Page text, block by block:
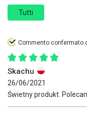
Tutti
Commento confermato
Skachu
26/06/2021
Świetny produkt.